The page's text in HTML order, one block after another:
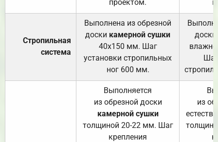
проектом.
Стропильная
система
Выполнена из обрезной
доски камерной сушки
40х150 мм. Шаг
установки стропильных
ног 600 мм.
доски
Выполняется
из обрезной доски
камерной сушки
толщиной 20-22 мм. Шаг
крепления
из